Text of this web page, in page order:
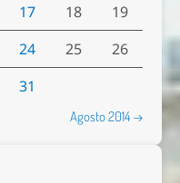
17 18
19
24 25
26
31
Agosto 2014 →